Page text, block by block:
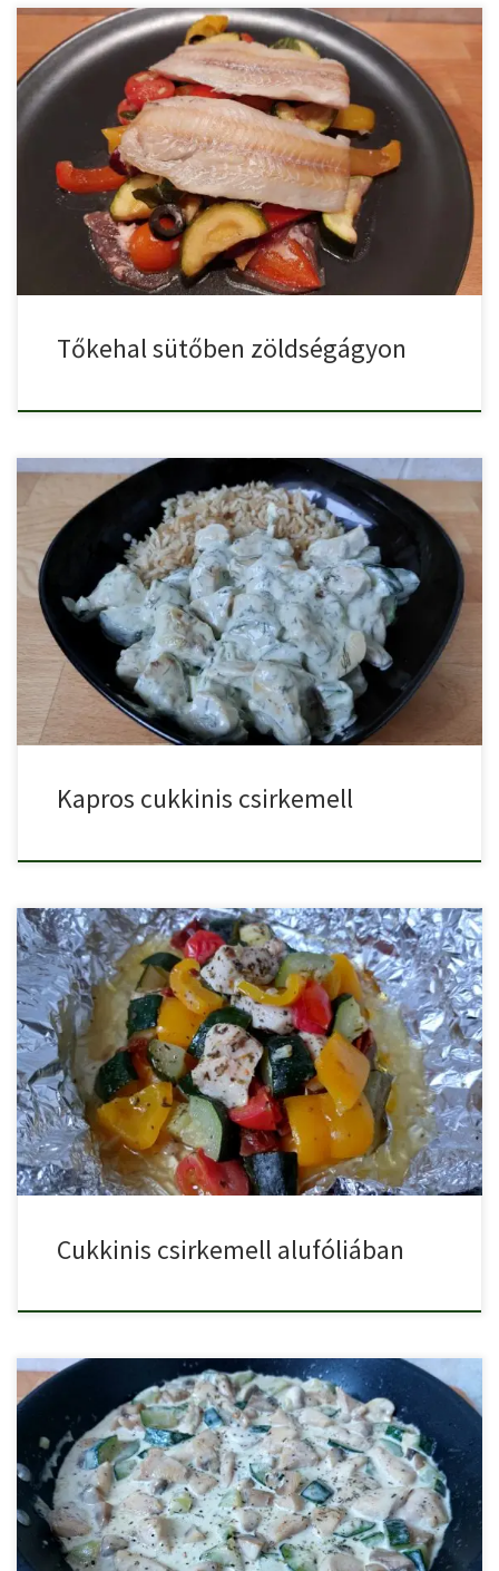
A tőkehal sütőben zöldségágyon egy könnyed, mediterrán
ízvilágú, diétás fogás, […]
Tőkehal sütőben zöldségágyon
Tejszínes kapros cukkinis csirkemell ragu, villámgyorsan elkészül,
és különleges ebédet […]
Kapros cukkinis csirkemell
Cukkinis csirkemell alufóliában sütve. Gyorsan elkészül, finom, és
diétázók is […]
Cukkinis csirkemell alufóliában
Tejszínes cukkinis csirkemell gombával krémes, mediterrán ízvilágú
ragu. Hozzávalók: 1 […]